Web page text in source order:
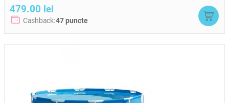
479.00 lei
Cashback:47 puncte